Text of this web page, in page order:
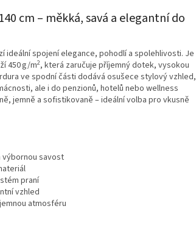
cm – měkká, savá a elegantní do
ideální spojení elegance, pohodlí a spolehlivosti. Je
450 g/m2, která zaručuje příjemný dotek, vysokou
ve spodní části dodává osušece stylový vzhled,
ale i do penzionů, hotelů nebo wellness
jemně a sofistikovaně – ideální volba pro vkusně
výbornou savost
praní
vzhled
atmosféru